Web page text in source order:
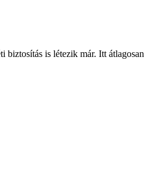
biztosítás is létezik már. Itt átlagosan